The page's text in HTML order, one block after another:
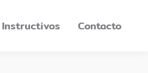
Instructivos Contacto